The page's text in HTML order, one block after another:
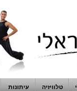
טלוויזיה עיתונות